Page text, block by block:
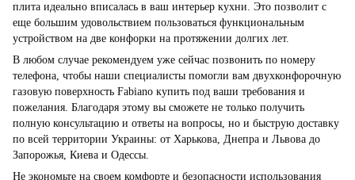
плита идеально вписалась в ваш интерьер кухни. Это позволит с
еще большим удовольствием пользоваться функциональным
устройством на две конфорки на протяжении долгих лет.
В любом случае рекомендуем уже сейчас позвонить по номеру
телефона, чтобы наши специалисты помогли вам двухконфорочную
газовую поверхность Fabiano купить под ваши требования и
пожелания. Благодаря этому вы сможете не только получить
полную консультацию и ответы на вопросы, но и быструю доставку
по всей территории Украины: от Харькова, Днепра и Львова до
Запорожья, Киева и Одессы.
Не экономьте на своем комфорте и безопасности использования